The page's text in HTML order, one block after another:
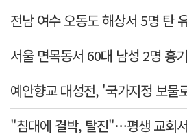
예안향교 대성전, '국가지정 보물